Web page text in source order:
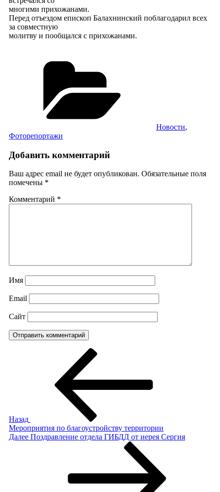
многими прихожанами.
Перед отъездом епископ Балахнинский поблагодарил всех
за совместную
молитву и пообщался с прихожанами.
Новости,
Фоторепортажи
Добавить комментарий
Ваш адрес email не будет опубликован. Обязательные поля
помечены *
Комментарий *
Имя
Email
Сайт
Назад
Мероприятия по благоустройству территории
Следующая
Далее Поздравление отдела ГИБДД от иерея Сергия